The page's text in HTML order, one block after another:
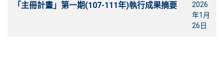
「主冊計畫」第一期(107-111年)執行成果摘要
2026
年1月
26日